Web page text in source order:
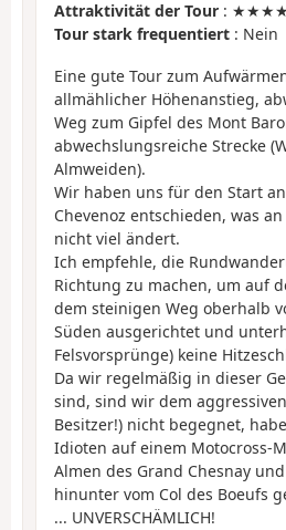
Attraktivität der Tour :
Tour stark frequentiert : Nein
Eine gute Tour zum
allmählicher Höhenanstieg,
Weg zum Gipfel des Mont
abwechslungsreiche Strecke
Almweiden).
Wir haben uns für den Start
Chevenoz entschieden, was
nicht viel ändert.
Ich empfehle, die
Richtung zu machen, um auf
dem steinigen Weg oberhalb
Süden ausgerichtet und
Felsvorsprünge) keine
Da wir regelmäßig in dieser
sind, sind wir dem
Besitzer!) nicht begegnet,
Idioten auf einem Motocross-
Almen des Grand Chesnay
hinunter vom Col des Boeufs
... UNVERSCHÄMLICH!